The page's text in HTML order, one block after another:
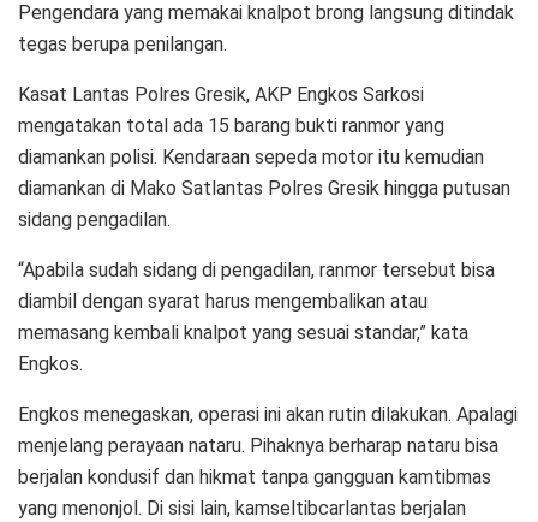
Pengendara yang memakai knalpot brong langsung ditindak
tegas berupa penilangan.
Kasat Lantas Polres Gresik, AKP Engkos Sarkosi
mengatakan total ada 15 barang bukti ranmor yang
diamankan polisi. Kendaraan sepeda motor itu kemudian
diamankan di Mako Satlantas Polres Gresik hingga putusan
sidang pengadilan.
“Apabila sudah sidang di pengadilan, ranmor tersebut bisa
diambil dengan syarat harus mengembalikan atau
memasang kembali knalpot yang sesuai standar,” kata
Engkos.
Engkos menegaskan, operasi ini akan rutin dilakukan. Apalagi
menjelang perayaan nataru. Pihaknya berharap nataru bisa
berjalan kondusif dan hikmat tanpa gangguan kamtibmas
yang menonjol. Di sisi lain, kamseltibcarlantas berjalan